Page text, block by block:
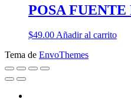
POSA
$49.00 Añadir al carrito
Tema de EnvoThemes